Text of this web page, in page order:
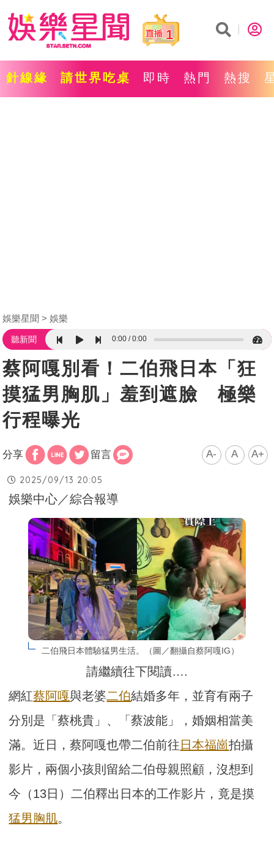
1
針線緣 請世界吃桌 即時 熱門 熱搜
娛樂星聞 娛樂
聽新聞 0:00 0:00
蔡阿嘎別看！二伯飛日本「狂
摸猛男胸肌」羞到遮臉 極樂
行程曝光
分享 留言 A- A A+
2025/09/13 20:05
娛樂中心／綜合報導
二伯飛日本體驗猛男生活。（圖／翻攝自蔡阿嘎IG）
請繼續往下閱讀….
網紅蔡阿嘎與老婆二伯結婚多年，並育有兩子
分別是「蔡桃貴」、「蔡波能」，婚姻相當美
滿。近日，蔡阿嘎也帶二伯前往 日本福崗拍攝
影片，兩個小孩則留給二伯母親照顧，沒想到
今（13日）二伯釋出日本的工作影片，竟是摸
猛男胸肌。